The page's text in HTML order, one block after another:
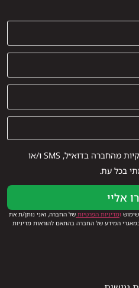
אני מאשר/ת קבלת הודעות שיווקיות מהחברה בדוא״ל, SMS ו/או
אליי
ומדיניות הפרטיות של החברה, ואני נותן/ת את
המידע של החברה בהתאם להוראות מדיניות